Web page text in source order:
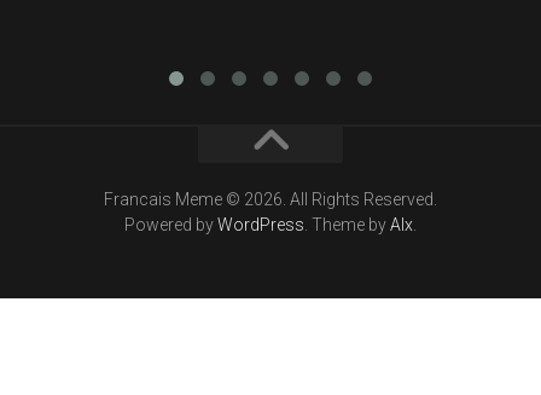
Francais Meme © 2026. All Rights Reserved.
Powered byWordPress . Theme byAlx